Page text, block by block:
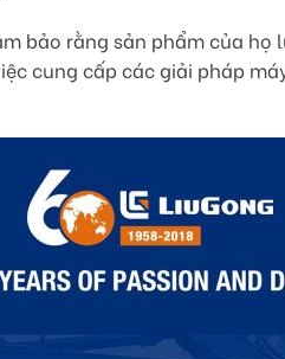
bảo rằng sản phẩm của
cung cấp các giải pháp